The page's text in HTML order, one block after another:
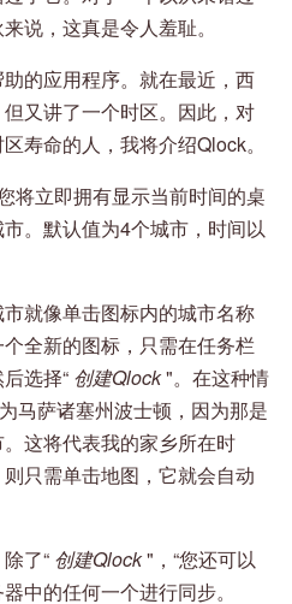
说，这真是令人羞耻。
的应用程序。就在最近，西
又讲了一个时区。因此，对
寿命的人，我将介绍Qlock。
将立即拥有显示当前时间的桌
。默认值为4个城市，时间以
就像单击图标内的城市名称
全新的图标，只需在任务栏
选择“ 创建Qlock"。在这种情
马萨诸塞州波士顿，因为那是
这将代表我的家乡所在时
只需单击地图，它就会自动
了“ 创建Qlock"，“您还可以
中的任何一个进行同步。